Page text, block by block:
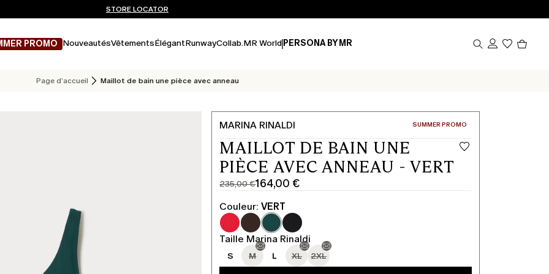
EXPÉDITIONS ET RETOURS GRATUITS
Vous n’avez pas de compte? INSCRIVEZ-VOUS MAINTENANT
STORE LOCATOR
PROMO NouveautésVêtementsÉlégantRunwayCollab.MR World PERSONA BY MR
Page d’accueil Maillot de bain une pièce avec anneau
MARINA RINALDI CATÉGORIE:
SUMMER PROMO
MAILLOT DE BAIN UNE
PIÈCE AVEC ANNEAU - VERT
235,00 €
Prix
original
235,00
€
164,00 €
Prix
actuel
164,00
€
Couleur: VERT
Taille Marina Rinaldi
S M L XL 2XL